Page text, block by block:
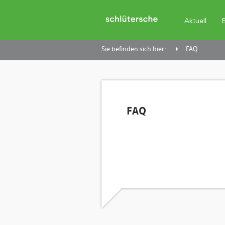
Aktuell
Sie befinden sich hier: FAQ
FAQ